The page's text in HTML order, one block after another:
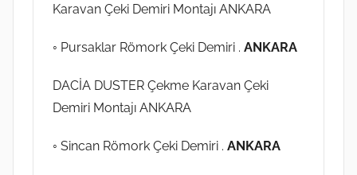
Karavan Çeki Demiri Montajı ANKARA
◦ Pursaklar Römork Çeki Demiri . ANKARA
DACİA DUSTER Çekme Karavan Çeki
Demiri Montajı ANKARA
◦ Sincan Römork Çeki Demiri . ANKARA